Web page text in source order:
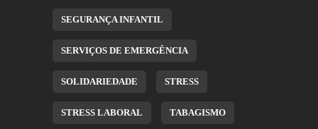
SEGURANÇA INFANTIL
SERVIÇOS DE EMERGÊNCIA
SOLIDARIEDADE STRESS
STRESS LABORAL TABAGISMO